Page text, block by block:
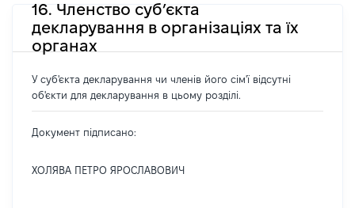
16. Членство суб’єкта
декларування в організаціях та їх
органах
У суб'єкта декларування чи членів його сім'ї відсутні
об'єкти для декларування в цьому розділі.
Документ підписано:
ХОЛЯВА ПЕТРО ЯРОСЛАВОВИЧ